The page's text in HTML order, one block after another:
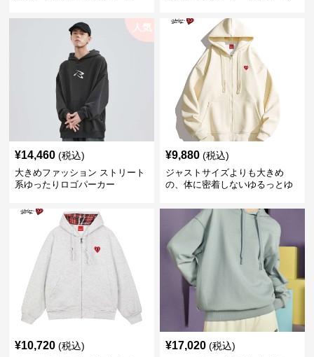
人気
¥14,460 (税込)
大きめファッション ストリート
系ゆったりロゴパーカー
¥9,880 (税込)
ジャストサイズよりも大きめ
の、体に密着しないゆるっとゆ
ゆったりハッピーハート ジップ
アップパーカー
¥10,720 (税込) ¥17,020 (税込)